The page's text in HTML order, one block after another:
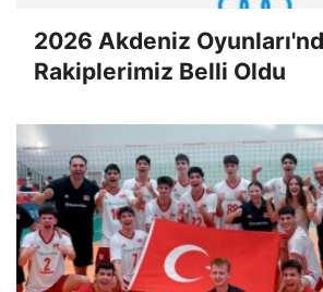
2026 Akdeniz
Rakiplerimiz Belli Oldu